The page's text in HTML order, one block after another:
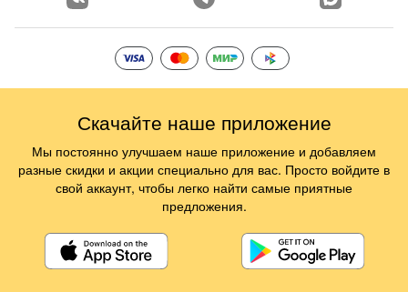
Скачайте наше приложение
Мы постоянно улучшаем наше приложение и добавляем
разные скидки и акции специально для вас. Просто войдите в
свой аккаунт, чтобы легко найти самые приятные
предложения.